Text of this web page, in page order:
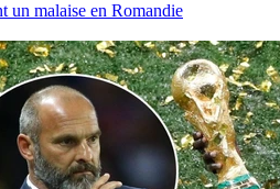
un malaise en Romandie